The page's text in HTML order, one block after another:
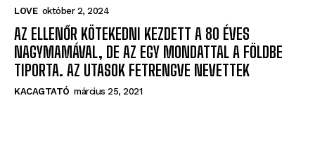
LOVE október 2, 2024
AZ ELLENŐR KÖTEKEDNI KEZDETT A 80 ÉVES
NAGYMAMÁVAL, DE AZ EGY MONDATTAL A FÖLDBE
TIPORTA. AZ UTASOK FETRENGVE NEVETTEK
KACAGTATÓ március 25, 2021